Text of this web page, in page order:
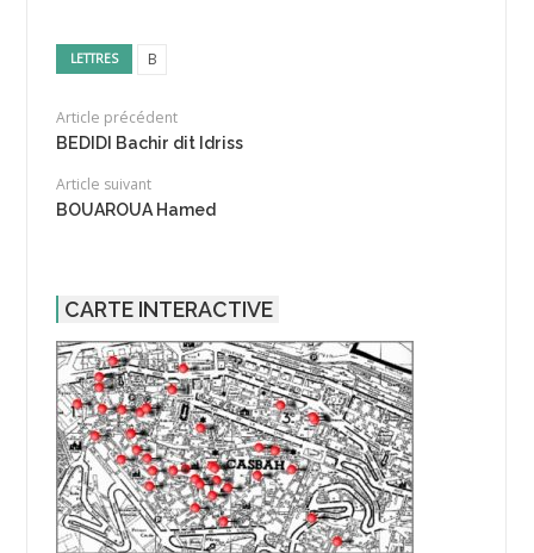
LETTRES B
Article précédent
BEDIDI Bachir dit Idriss
Article suivant
BOUAROUA Hamed
CARTE INTERACTIVE